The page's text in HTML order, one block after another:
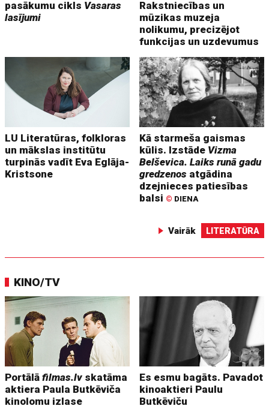
pasākumu cikls Vasaras
lasījumi
Rakstniecības un
mūzikas muzeja
nolikumu, precizējot
funkcijas un uzdevumus
LU Literatūras, folkloras
un mākslas institūtu
turpinās vadīt Eva Eglāja-
Kristsone
Kā starmeša gaismas
kūlis. Izstāde Vizma
Belševica. Laiks runā gadu
gredzenos atgādina
dzejnieces patiesības
balsi © DIENA
Vairāk LITERATŪRA
KINO/TV
Portālāfilmas.lv skatāma
aktiera Paula Butkēviča
kinolomu izlase
Es esmu bagāts. Pavadot
kinoaktieri Paulu
Butkēviču